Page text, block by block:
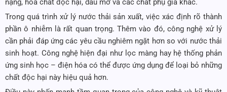
nặng, hóa chất độc hại, dầu mỡ và các chất phụ gia khác.
Trong quá trình xử lý nước thải sản xuất, việc xác định rõ thành
phần ô nhiễm là rất quan trọng. Thêm vào đó, công nghệ xử lý
cần phải đáp ứng các yêu cầu nghiêm ngặt hơn so với nước thải
sinh hoạt. Công nghệ hiện đại như lọc màng hay hệ thống phản
ứng sinh học – điện hóa có thể được ứng dụng để loại bỏ những
chất độc hại này hiệu quả hơn.